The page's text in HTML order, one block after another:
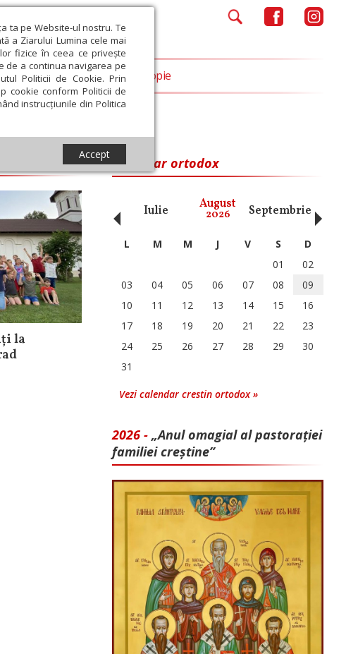
ta pe Website-ul nostru. Te
a Ziarului Lumina cele mai
fizice în ceea ce privește
de a continua navigarea pe
Politicii de Cookie. Prin
cookie conform Politicii de
instrucțiunile din Politica
Accept
Opinii Filantropie
la
Calendar ortodox
Mai Iunie Iulie August
2026 Septembrie
‹ L M M J V S
D
01
02
03
04 05 06 07 08
09
10
11 12 13 14 15
16
17
18 19 20 21 22
23
24
25 26 27 28 29
30
31
Vezi calendar crestin ortodox »
2026 - „Anul omagial al pastorației
familiei creștine”